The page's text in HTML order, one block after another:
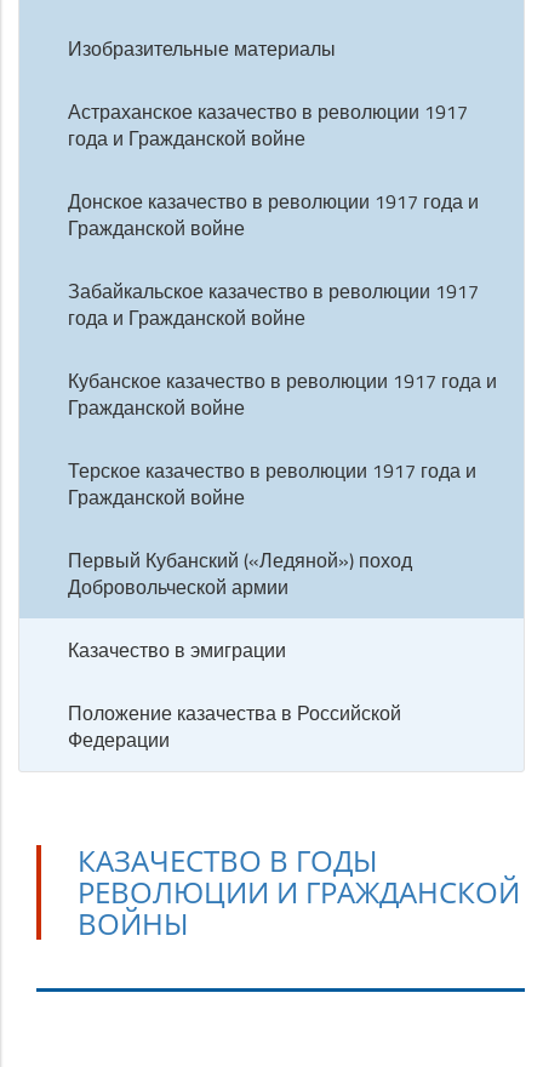
Изобразительные материалы
Астраханское казачество в революции 1917
года и Гражданской войне
Донское казачество в революции 1917 года и
Гражданской войне
Забайкальское казачество в революции 1917
года и Гражданской войне
Кубанское казачество в революции 1917 года и
Гражданской войне
Терское казачество в революции 1917 года и
Гражданской войне
Первый Кубанский («Ледяной») поход
Добровольческой армии
Казачество в эмиграции
Положение казачества в Российской
Федерации
КАЗАЧЕСТВО В ГОДЫ
РЕВОЛЮЦИИ И ГРАЖДАНСКОЙ
ВОЙНЫ